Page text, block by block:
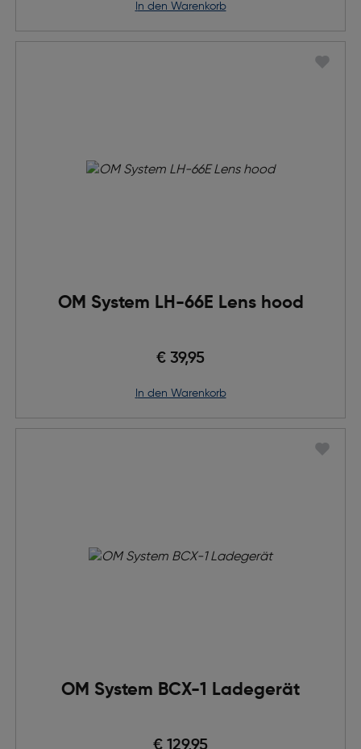
in den Warenkorb
OM System LH-66E Lens hood
€ 39,95
in den Warenkorb
OM System BCX-1 Ladegerät
€ 129,95